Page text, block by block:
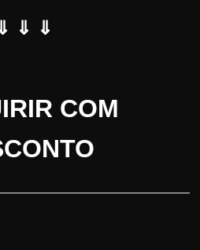
⇓ ⇓
COM